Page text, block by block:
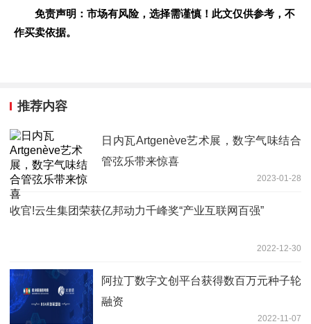
免责声明：市场有风险，选择需谨慎！此文仅供参考，不
作买卖依据。
推荐内容
日内瓦Artgenève艺术展，数字气味结合
管弦乐带来惊喜
2023-01-28
收官!云生集团荣获亿邦动力千峰奖“产业互联网百强”
2022-12-30
阿拉丁数字文创平台获得数百万元种子轮
融资
2022-11-07